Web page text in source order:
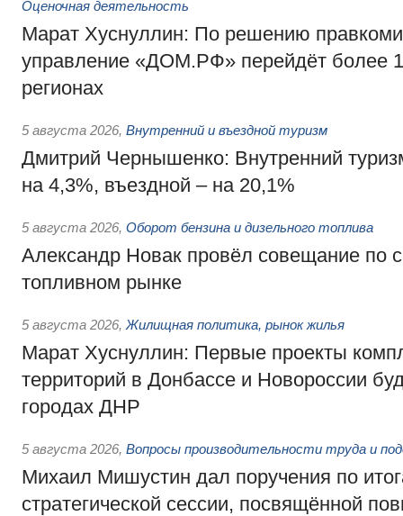
Оценочная деятельность
Марат Хуснуллин: По решению
управление «ДОМ.РФ» перейдёт более
регионах
5 августа 2026, Внутренний и въездной туризм
Дмитрий Чернышенко: Внутренний
на 4,3%, въездной – на 20,1%
5 августа 2026, Оборот бензина и дизельного топлива
Александр Новак провёл совещание по
топливном рынке
5 августа 2026, Жилищная политика, рынок жилья
Марат Хуснуллин: Первые проекты
территорий в Донбассе и Новороссии
городах ДНР
5 августа 2026, Вопросы производительности труда и
Михаил Мишустин дал поручения по
стратегической сессии, посвящённой